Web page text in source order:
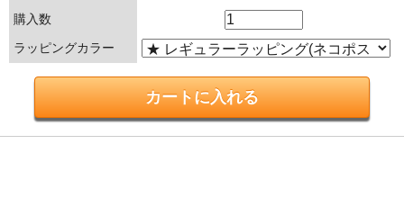
購入数
ラッピングカラー